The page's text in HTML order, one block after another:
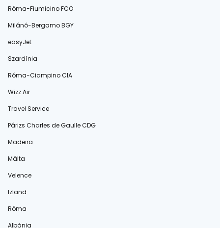
Róma-Fiumicino FCO
Milánó-Bergamo BGY
easyJet
Szardínia
Róma-Ciampino CIA
Wizz Air
Travel Service
Párizs Charles de Gaulle CDG
Madeira
Málta
Velence
Izland
Róma
Albánia